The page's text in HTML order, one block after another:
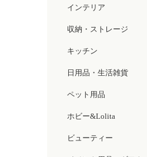
インテリア
収納・ストレージ
キッチン
日用品・生活雑貨
ペット用品
ホビー&Lolita
ビューティー